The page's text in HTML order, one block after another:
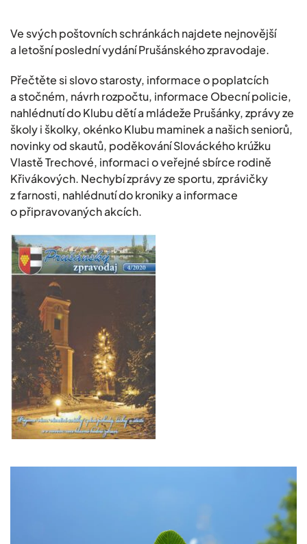
Ve svých poštovních schránkách najdete nejnovější
a letošní poslední vydání Prušánského zpravodaje.
Přečtěte si slovo starosty, informace o poplatcích
a stočném, návrh rozpočtu, informace Obecní policie,
nahlédnutí do Klubu dětí a mládeže Prušánky, zprávy ze
školy i školky, okénko Klubu maminek a našich seniorů,
novinky od skautů, poděkování Slováckého krúžku
Vlastě Trechové, informaci o veřejné sbírce rodině
Křivákových. Nechybí zprávy ze sportu, zprávičky
z farnosti, nahlédnutí do kroniky a informace
o připravovaných akcích.